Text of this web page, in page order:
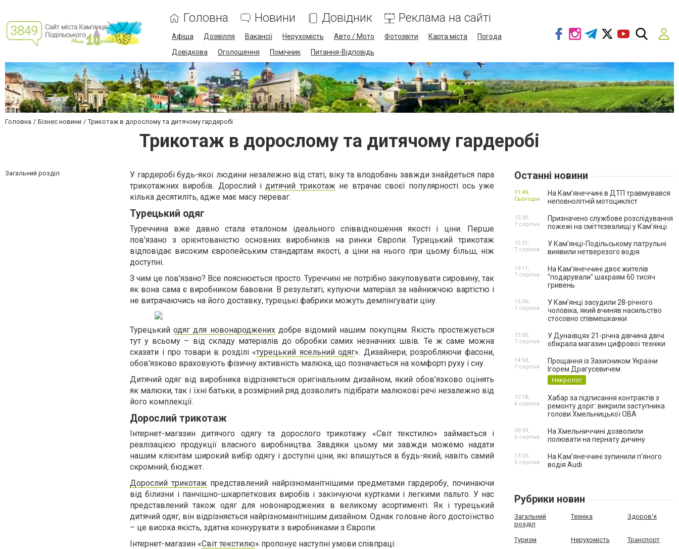
Головна Новини Довідник Реклама на сайті
Афіша Дозвілля Вакансії Нерухомість Авто / Мото Фотозвіти Карта міста
Погода
Довідкова
Оголошення Помічник Питання-Відповідь
Головна Бізнес новини Трикотаж в дорослому та дитячому гардеробі
Трикотаж в дорослому та дитячому гардеробі
Загальний розділ
У гардеробі будь-якої людини незалежно від статі, віку та вподобань завжди знайдеться пара
трикотажних виробів. Дорослий ідитячий трикотаж не втрачає своєї популярності ось уже
кілька десятиліть, адже має масу переваг.
Турецький одяг
Туреччина вже давно стала еталоном ідеального співвідношення якості і ціни. Перше
пов'язано з орієнтованістю основних виробників на ринки Європи. Турецький трикотаж
відповідає високим європейським стандартам якості, а ціни на нього при цьому більш, ніж
доступні.
З чим це пов'язано? Все пояснюється просто. Туреччині не потрібно закуповувати сировину, так
як вона сама є виробником бавовни. В результаті, купуючи матеріал за найнижчою вартістю і
не витрачаючись на його доставку, турецькі фабрики можуть демпінгувати ціну.
Турецькийодяг для новонародженихдобре відомий нашим покупцям. Якість простежується
тут у всьому – від складу матеріалів до обробки самих незначних швів. Те ж саме можна
сказати і про товари в розділі «турецький ясельний одяг». Дизайнери, розробляючи фасони,
обов'язково враховують фізичну активність малюка, що позначається на комфорті руху і сну.
Дитячий одяг від виробника відрізняється оригінальним дизайном, який обов'язково оцінять
як малюки, так і їхні батьки, а розмірний ряд дозволить підібрати малюкові речі незалежно від
його комплекції.
Дорослий трикотаж
Інтернет-магазин дитячого одягу та дорослого трикотажу «Світ текстилю» займається і
реалізацією продукції власного виробництва. Завдяки цьому ми завжди можемо надати
нашим клієнтам широкий вибір одягу і доступні ціни, які впишуться в будь-який, навіть самий
скромний, бюджет.
Дорослий трикотаж представлений найрізноманітнішими предметами гардеробу, починаючи
від білизни і панчішно-шкарпеткових виробів і закінчуючи куртками і легкими пальто. У нас
представлений ​​також одяг для новонароджених в великому асортименті. Як і турецький
дитячий одяг, він відрізняється найрізноманітнішим дизайном. Однак головне його достоїнство
– це висока якість, здатна конкурувати з виробниками з Європи.
Інтернет-магазин «Світ текстилю» пропонує наступні умови співпраці:
Останні новини
На Кам’янеччині в ДТП травмувався
неповнолітній мотоцикліст
11:49,
Сьогодні
Призначено службове розслідування
пожежі на сміттєзвалищі у Кам’янці
15:30,
7 серпня
У Кам’янці-Подільському патрульні
виявили нетверезого водія
15:21,
7 серпня
На Камʼянеччині двоє жителів
"подарували" шахраям 60 тисяч
гривень
15:11,
7 серпня
У Камʼянці засудили 28-річного
чоловіка, який вчиняв насильство
стосовно співмешканки
15:06,
7 серпня
У Дунаївцях 21-річна дівчина двічі
обікрала магазин цифрової техніки
15:00,
7 серпня
Прощання із Захисником України
Ігорем Драгусевичем
Некролог
14:53,
7 серпня
Хабар за підписання контрактів з
ремонту доріг: викрили заступника
голови Хмельницької ОВА
10:18,
6 серпня
На Хмельниччині дозволили
полювати на пернату дичину
09:59,
6 серпня
На Камʼянеччині зупинили п'яного
водія Audi
13:20,
5 серпня
Рубрики новин
Загальний
розділ
Техніка Здоров'я
Туризм Нерухомість Транспорт